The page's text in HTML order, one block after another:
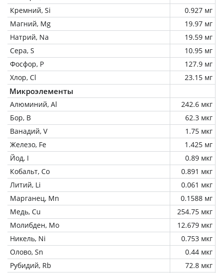
Кремний, Si
0.927 мг
Магний, Mg
19.97 мг
Натрий, Na
19.59 мг
Сера, S
10.95 мг
Фосфор, P
127.9 мг
Хлор, Cl
23.15 мг
Микроэлементы
Алюминий, Al
242.6 мкг
Бор, B
62.3 мкг
Ванадий, V
1.75 мкг
Железо, Fe
1.425 мг
Йод, I
0.89 мкг
Кобальт, Co
0.891 мкг
Литий, Li
0.061 мкг
Марганец, Mn
0.1588 мг
Медь, Cu
254.75 мкг
Молибден, Mo
12.679 мкг
Никель, Ni
0.753 мкг
Олово, Sn
0.44 мкг
Рубидий, Rb
72.8 мкг